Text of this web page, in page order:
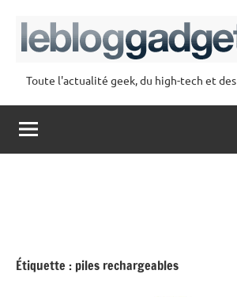
contenu
lebloggadget
Toute l'actualité geek, du high-tech et
Étiquette : piles rechargeables